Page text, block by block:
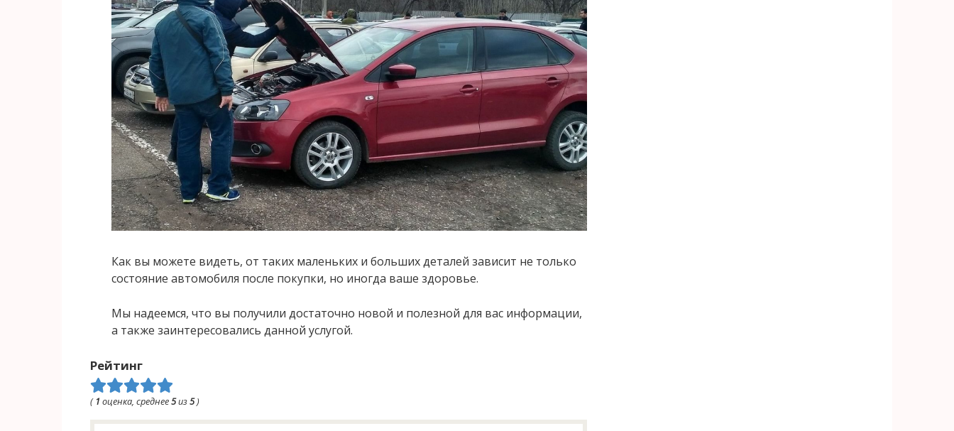
Как вы можете видеть, от таких маленьких и больших деталей зависит не только
состояние автомобиля после покупки, но иногда ваше здоровье.
Мы надеемся, что вы получили достаточно новой и полезной для вас информации,
а также заинтересовались данной услугой.
Рейтинг
( 1 оценка, среднее5из5)